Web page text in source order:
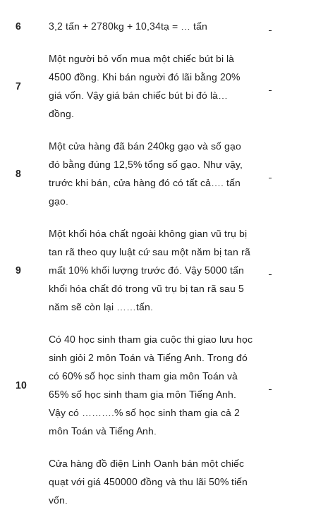
6 3,2 tấn + 2780kg + 10,34tạ = … tấn
7
Một người bỏ vốn mua một chiếc bút bi là
4500 đồng. Khi bán người đó lãi bằng 20%
giá vốn. Vậy giá bán chiếc bút bi đó là…
đồng.
8
Một cửa hàng đã bán 240kg gạo và số gạo
đó bằng đúng 12,5% tổng số gạo. Như vậy,
trước khi bán, cửa hàng đó có tất cả…. tấn
gạo.
9
Một khối hóa chất ngoài không gian vũ trụ bị
tan rã theo quy luật cứ sau một năm bị tan rã
mất 10% khối lượng trước đó. Vậy 5000 tấn
khối hóa chất đó trong vũ trụ bị tan rã sau 5
năm sẽ còn lại ……tấn.
10
Có 40 học sinh tham gia cuộc thi giao lưu học
sinh giỏi 2 môn Toán và Tiếng Anh. Trong đó
có 60% số học sinh tham gia môn Toán và
65% số học sinh tham gia môn Tiếng Anh.
Vậy có ……….% số học sinh tham gia cả 2
môn Toán và Tiếng Anh.
Cửa hàng đồ điện Linh Oanh bán một chiếc
quạt với giá 450000 đồng và thu lãi 50% tiến
vốn.